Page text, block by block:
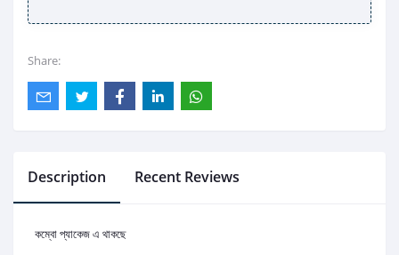
Share:
Description Recent Reviews
কম্বো প্যাকেজ এ থাকছে